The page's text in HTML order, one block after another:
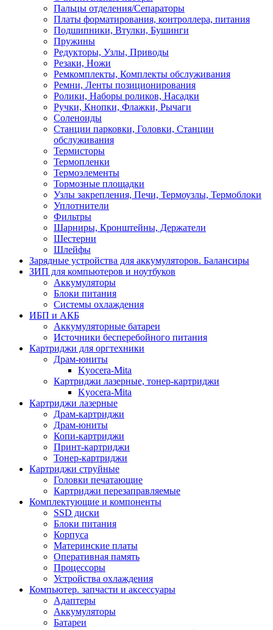
Пальцы отделения/Сепараторы
Платы форматирования, контроллера, питания
Подшипники, Втулки, Бушинги
Пружины
Редукторы, Узлы, Приводы
Резаки, Ножи
Ремкомплекты, Комплекты обслуживания
Ремни, Ленты позиционирования
Ролики, Наборы роликов, Насадки
Ручки, Кнопки, Флажки, Рычаги
Соленоиды
Станции парковки, Головки, Станции
обслуживания
Термисторы
Термопленки
Термоэлементы
Тормозные площадки
Узлы закрепления, Печи, Термоузлы, Термоблоки
Уплотнители
Фильтры
Шарниры, Кронштейны, Держатели
Шестерни
Шлейфы
Зарядные устройства для аккумуляторов. Балансиры
ЗИП для компьютеров и ноутбуков
Аккумуляторы
Блоки питания
Системы охлаждения
ИБП и АКБ
Аккумуляторные батареи
Источники бесперебойного питания
Картриджи для оргтехники
Драм-юниты
Kyocera-Mita
Картриджи лазерные, тонер-картриджи
Kyocera-Mita
Картриджи лазерные
Драм-картриджи
Драм-юниты
Копи-картриджи
Принт-картриджи
Тонер-картриджи
Картриджи струйные
Головки печатающие
Картриджи перезаправляемые
Комплектующие и компоненты
SSD диски
Блоки питания
Корпуса
Материнские платы
Оперативная память
Процессоры
Устройства охлаждения
Компьютер. запчасти и аксессуары
Адаптеры
Аккумуляторы
Батареи